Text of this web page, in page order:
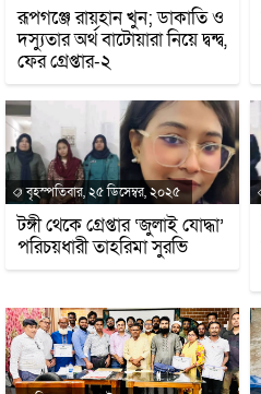
রূপগঞ্জে রায়হান খুন; ডাকাতি ও
দস্যুতার অর্থ বাটোয়ারা নিয়ে দ্বন্দ্ব,
ফের গ্রেপ্তার-২
বৃহস্পতিবার, ২৫ ডিসেম্বর, ২০২৫
টঙ্গী থেকে গ্রেপ্তার ‘জুলাই যোদ্ধা’
পরিচয়ধারী তাহরিমা সুরভি